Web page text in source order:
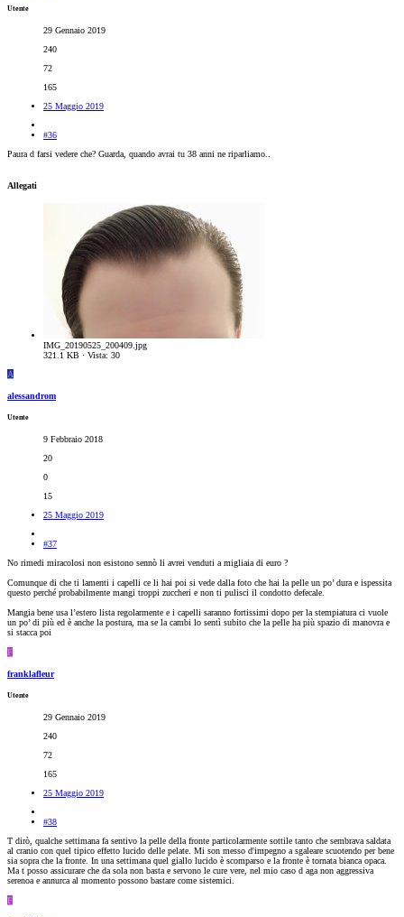
Utente
29 Gennaio 2019
240
72
165
25 Maggio 2019
#36
Paura d farsi vedere che? Guarda, quando avrai tu 38 anni ne riparliamo..
Allegati
IMG_20190525_200409.jpg
321.1 KB · Vista: 30
A
alessandrom
Utente
9 Febbraio 2018
20
0
15
25 Maggio 2019
#37
No rimedi miracolosi non esistono sennò li avrei venduti a migliaia di euro ?
Comunque di che ti lamenti i capelli ce li hai poi si vede dalla foto che hai la pelle un po’ dura e ispessita
questo perché probabilmente mangi troppi zuccheri e non ti pulisci il condotto defecale.
Mangia bene usa l’estero lista regolarmente e i capelli saranno fortissimi dopo per la stempiatura ci vuole
un po’ di più ed è anche la postura, ma se la cambi lo sentì subito che la pelle ha più spazio di manovra e
si stacca poi
F
franklafleur
Utente
29 Gennaio 2019
240
72
165
25 Maggio 2019
#38
T dirò, qualche settimana fa sentivo la pelle della fronte particolarmente sottile tanto che sembrava saldata
al cranio con quel tipico effetto lucido delle pelate. Mi son messo d'impegno a sgaleare scuotendo per bene
sia sopra che la fronte. In una settimana quel giallo lucido è scomparso e la fronte è tornata bianca opaca.
Ma t posso assicurare che da sola non basta e servono le cure vere, nel mio caso d aga non aggressiva
serenoa e annurca al momento possono bastare come sistemici.
F